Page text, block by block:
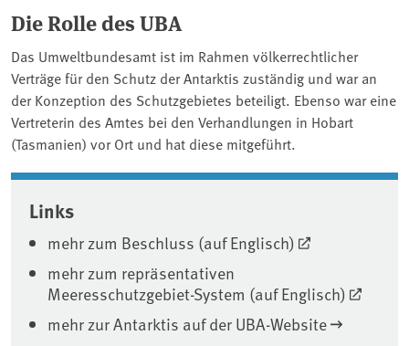
Die Rolle des UBA
Das Umweltbundesamt ist im Rahmen völkerrechtlicher
Verträge für den Schutz der Antarktis zuständig und war an
der Konzeption des Schutzgebietes beteiligt. Ebenso war eine
Vertreterin des Amtes bei den Verhandlungen in Hobart
(Tasmanien) vor Ort und hat diese mitgeführt.
Associated content
Links
mehr zum Beschluss (auf Englisch)
mehr zum repräsentativen
Meeresschutzgebiet-System (auf Englisch)
mehr zur Antarktis auf der UBA-Website